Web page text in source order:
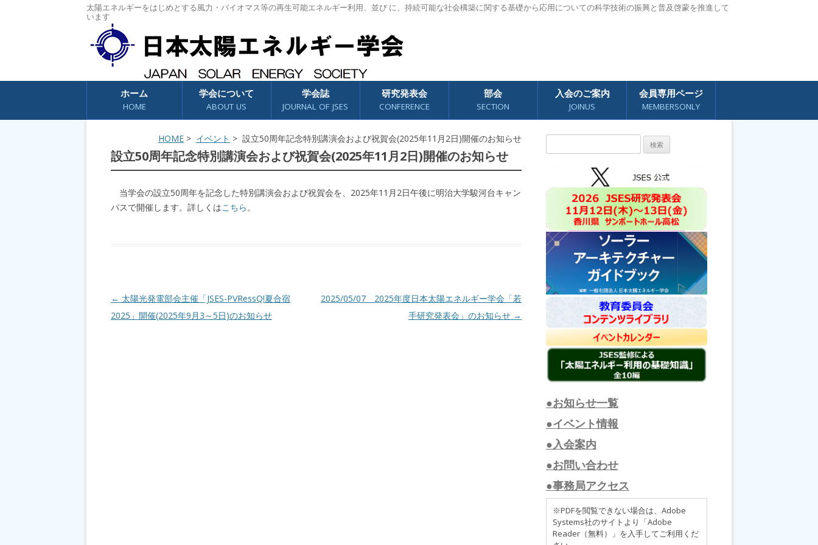
太陽エネルギーをはじめとする風力・バイオマス等の再生可能エネルギー利用、並び に、持続可能な社会構築に関する基礎から応用についての科学技術の振興と普及啓蒙を推進して
います
コンテンツへスキップ
ホーム
HOME
学会について
ABOUT US
学会誌
JOURNAL OF JSES
研究発表会
CONFERENCE
部会
SECTION
入会のご案内
JOINUS
会員専用ページ
MEMBERSONLY
HOME > イベント > 設立50周年記念特別講演会および祝賀会(2025年11月2日)開催のお知らせ
設立50周年記念特別講演会および祝賀会(2025年11月2日)開催のお知らせ
当学会の設立50周年を記念した特別講演会および祝賀会を、2025年11月2日午後に明治大学駿河台キャン
パスで開催します。詳しくはこちら。
投稿ナビゲーション
← 太陽光発電部会主催「JSES-PVRessQ!夏合宿
2025」開催(2025年9月3～5日)のお知らせ
2025/05/07 2025年度日本太陽エネルギー学会「若
手研究発表会」のお知らせ →
索:
●お知らせ一覧
●イベント情報
●入会案内
●お問い合わせ
●事務局アクセス
※PDFを閲覧できない場合は、Adobe
Systems社のサイトより「Adobe
Reader（無料）」を入手してご利用くだ